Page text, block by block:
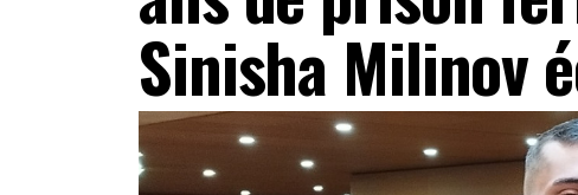
Sinisha Milinov